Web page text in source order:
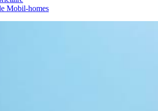
Mobil-homes